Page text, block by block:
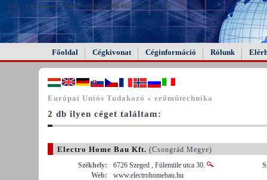
FAIL (the browser should render some flash content, not
this).
Főoldal Cégkivonat Céginformáció Rólunk
Európai Uniós Tudakozó « erőműtechnika
2 db ilyen céget találtam:
Electro Home Bau Kft. (Csongrád Megye)
Székhely:
6726 Szeged , Fülemüle utca 30.
Web:
www.electrohomebau.hu